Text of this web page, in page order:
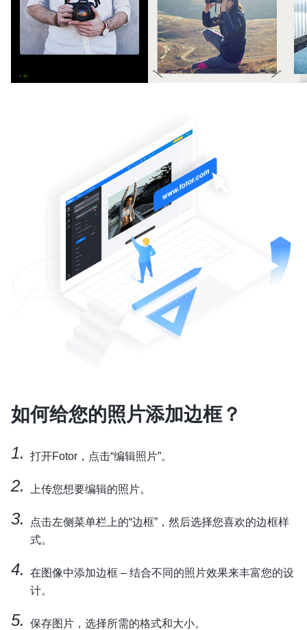
如何给您的照片添加边框？
打开Fotor，点击“编辑照片”。
上传您想要编辑的照片。
点击左侧菜单栏上的“边框”，然后选择您喜欢的边框样
式。
在图像中添加边框 – 结合不同的照片效果来丰富您的设
计。
保存图片，选择所需的格式和大小。